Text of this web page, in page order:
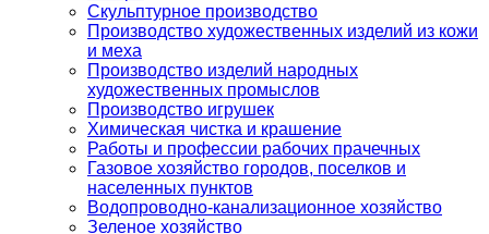
Скульптурное производство
Производство художественных изделий из кожи
и меха
Производство изделий народных
художественных промыслов
Производство игрушек
Химическая чистка и крашение
Работы и профессии рабочих прачечных
Газовое хозяйство городов, поселков и
населенных пунктов
Водопроводно-канализационное хозяйство
Зеленое хозяйство